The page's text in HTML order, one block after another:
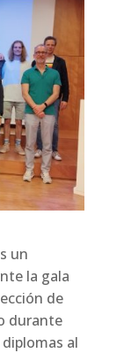
un
la gala
de
durante
al